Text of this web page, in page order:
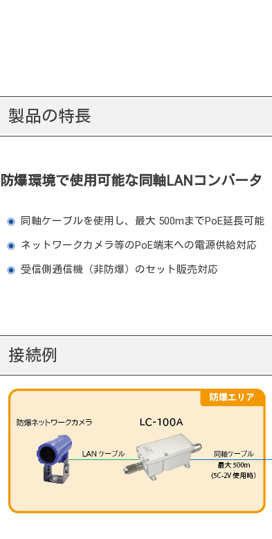
製品の特長
防爆環境で使用可能な同軸LANコンバータ
同軸ケーブルを使用し、最大 500mまでPoE延長可能
ネットワークカメラ等のPoE端末への電源供給対応
受信側通信機（非防爆）のセット販売対応
接続例